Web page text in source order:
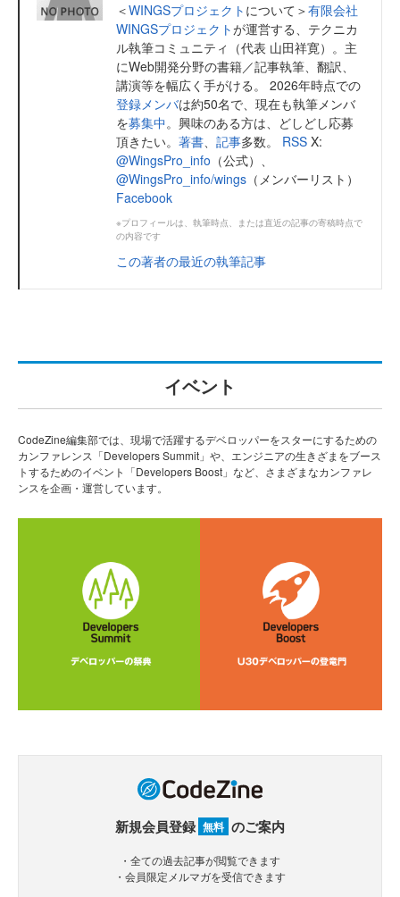
＜WINGSプロジェクト について＞有限会社
WINGSプロジェクトが運営する、テクニカ
ル執筆コミュニティ（代表 山田祥寛）。主
にWeb開発分野の書籍／記事執筆、翻訳、
講演等を幅広く手がける。 2026年時点での
登録メンバは約50名で、現在も執筆メンバ
を募集中。興味のある方は、どしどし応募
頂きたい。 著書、 記事多数。 RSS X:
@WingsPro_info （公式）、
@WingsPro_info/wings （メンバーリスト）
Facebook
※プロフィールは、執筆時点、または直近の記事の寄稿時点で
の内容です
この著者の最近の執筆記事
イベント
CodeZine編集部では、現場で活躍するデベロッパーをスターにするための
カンファレンス「Developers Summit」や、エンジニアの生きざまをブース
トするためのイベント「Developers Boost」など、さまざまなカンファレ
ンスを企画・運営しています。
新規会員登録 無料 のご案内
・全ての過去記事が閲覧できます
・会員限定メルマガを受信できます